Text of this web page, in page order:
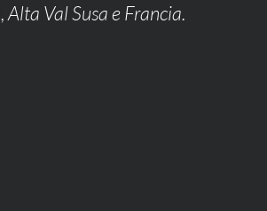
Val Susa e Francia.